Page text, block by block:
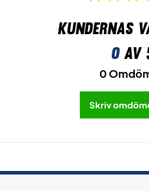
Kundernas
0av
0
Skriv